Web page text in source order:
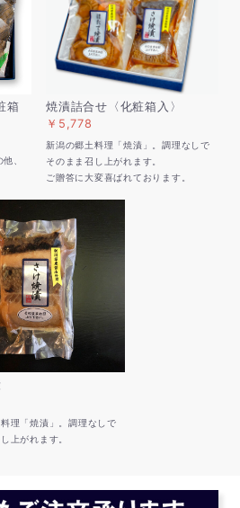
箱
、
焼漬詰合せ〈化粧箱入〉
￥5,778
新潟の郷土料理「焼漬」。調理なしで
そのまま召し上がれます。
ご贈答に大変喜ばれております。
理「焼漬」。調理なしで
上がれます。